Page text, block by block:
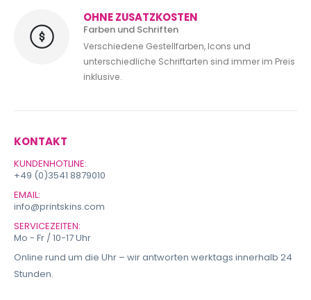
OHNE ZUSATZKOSTEN
Farben und Schriften
Verschiedene Gestellfarben, Icons und
unterschiedliche Schriftarten sind immer im Preis
inklusive.
KONTAKT
KUNDENHOTLINE:
+49 (0)3541 8879010
EMAIL:
info@printskins.com
SERVICEZEITEN:
Mo - Fr / 10-17 Uhr
Online rund um die Uhr – wir antworten werktags innerhalb 24
Stunden.